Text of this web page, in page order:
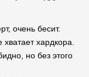
очень бесит.
хардкора.
но без этого